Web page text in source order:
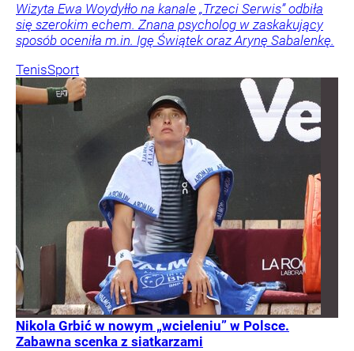
Wizyta Ewa Woydyłło na kanale „Trzeci Serwis” odbiła
się szerokim echem. Znana psycholog w zaskakujący
sposób oceniła m.in. Igę Świątek oraz Arynę Sabalenkę.
TenisSport
Nikola Grbić w nowym „wcieleniu” w Polsce.
Zabawna scenka z siatkarzami